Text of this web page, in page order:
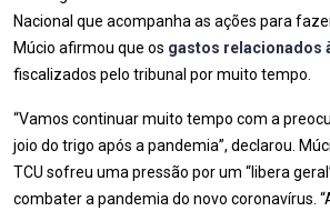
Nacional que acompanha as ações para
Múcio afirmou que os gastos relacionados
fiscalizados pelo tribunal por muito tempo.
“Vamos continuar muito tempo com a
joio do trigo após a pandemia”, declarou.
TCU sofreu uma pressão por um “libera
combater a pandemia do novo coronavírus.